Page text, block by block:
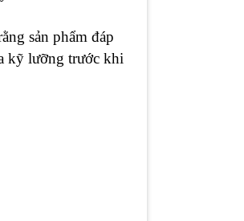
sản phẩm đáp
kỹ lưỡng trước khi